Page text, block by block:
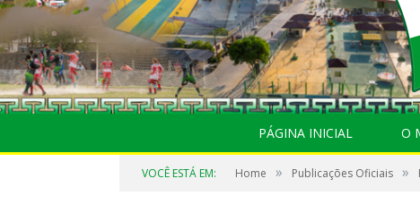
PÁGINA INICIAL O
VOCÊ ESTÁ EM: Home » Publicações Oficiais »